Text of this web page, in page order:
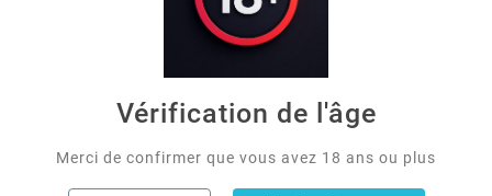
Waker – E-Chicha
Vérification de l'âge
Merci de confirmer que vous avez 18 ans ou plus